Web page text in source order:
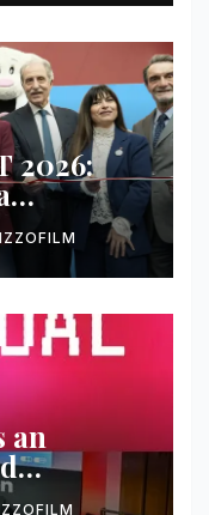
2026:
business
an